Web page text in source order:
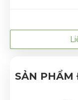
SẢN PHẨM